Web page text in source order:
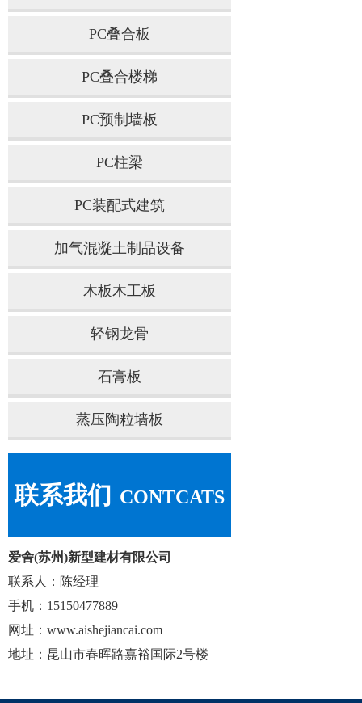
PC叠合板
PC叠合楼梯
PC预制墙板
PC柱梁
PC装配式建筑
加气混凝土制品设备
木板木工板
轻钢龙骨
石膏板
蒸压陶粒墙板
联系我们 CONTCATS
爱舍(苏州)新型建材有限公司
联系人：陈经理
手机：15150477889
网址：www.aishejiancai.com
地址：昆山市春晖路嘉裕国际2号楼